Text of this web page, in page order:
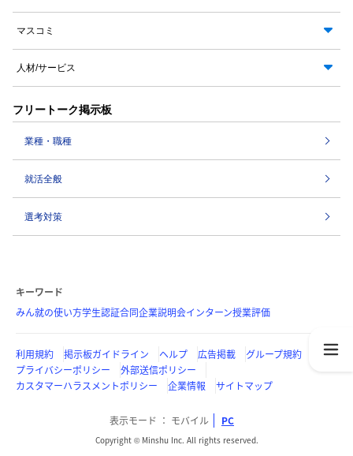
マスコミ
人材/サービス
フリートーク掲示板
業種・職種
就活全般
選考対策
キーワード
みん就の使い方学生認証合同企業説明会インターン授業評価
利用規約 掲示板ガイドライン ヘルプ 広告掲載
グループ規約
プライバシーポリシー
外部送信ポリシー
カスタマーハラスメントポリシー
企業情報 サイトマップ
表示モード モバイル PC
Copyright © Minshu Inc. All rights reserved.